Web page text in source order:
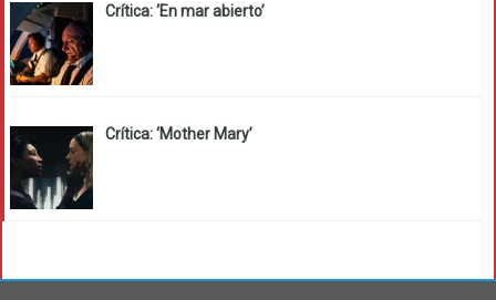
Crítica: ‘En mar abierto’
Crítica: ‘Mother Mary’